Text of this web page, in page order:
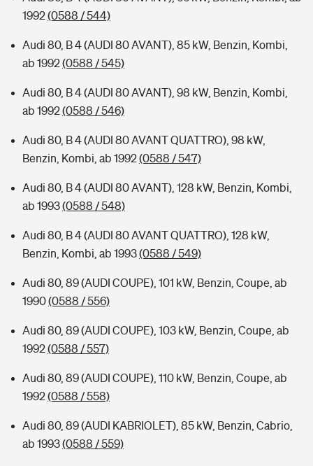
1992(0588 / 544)
Audi 80, B 4 (AUDI 80 AVANT), 85 kW, Benzin, Kombi,
ab 1992(0588 / 545)
Audi 80, B 4 (AUDI 80 AVANT), 98 kW, Benzin, Kombi,
ab 1992(0588 / 546)
Audi 80, B 4 (AUDI 80 AVANT QUATTRO), 98 kW,
Benzin, Kombi, ab 1992(0588 / 547)
Audi 80, B 4 (AUDI 80 AVANT), 128 kW, Benzin, Kombi,
ab 1993(0588 / 548)
Audi 80, B 4 (AUDI 80 AVANT QUATTRO), 128 kW,
Benzin, Kombi, ab 1993(0588 / 549)
Audi 80, 89 (AUDI COUPE), 101 kW, Benzin, Coupe, ab
1990(0588 / 556)
Audi 80, 89 (AUDI COUPE), 103 kW, Benzin, Coupe, ab
1992(0588 / 557)
Audi 80, 89 (AUDI COUPE), 110 kW, Benzin, Coupe, ab
1992(0588 / 558)
Audi 80, 89 (AUDI KABRIOLET), 85 kW, Benzin, Cabrio,
ab 1993(0588 / 559)